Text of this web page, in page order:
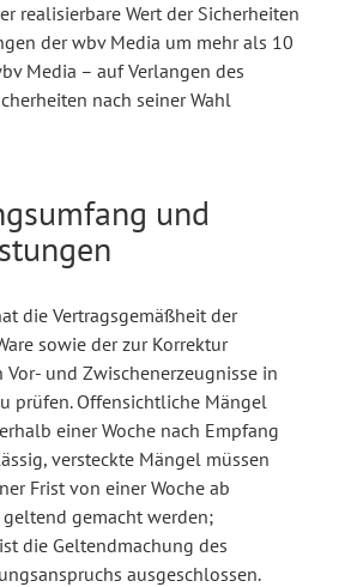
realisierbare Wert der Sicherheiten
der wbv Media um mehr als 10
Media – auf Verlangen des
nach seiner Wahl
und
die Vertragsgemäßheit der
sowie der zur Korrektur
Vor- und Zwischenerzeugnisse in
prüfen. Offensichtliche Mängel
einer Woche nach Empfang
versteckte Mängel müssen
Frist von einer Woche ab
gemacht werden;
die Geltendmachung des
ausgeschlossen.